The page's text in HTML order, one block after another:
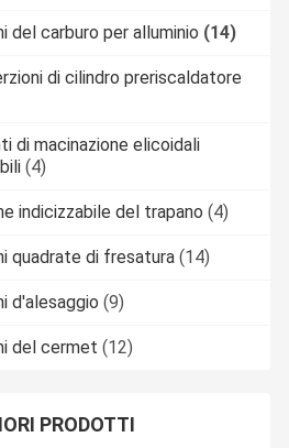
del carburo per alluminio (14)
di cilindro preriscaldatore
di macinazione elicoidali
(4)
indicizzabile del trapano (4)
quadrate di fresatura (14)
d'alesaggio (9)
del cermet (12)
PRODOTTI